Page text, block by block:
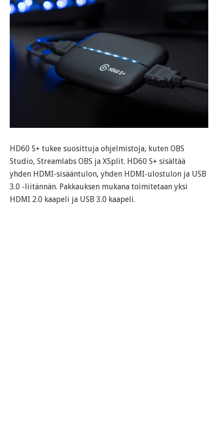
HD60 S+ tukee suosittuja ohjelmistoja, kuten OBS
Studio, Streamlabs OBS ja XSplit. HD60 S+ sisältää
yhden HDMI-sisääntulon, yhden HDMI-ulostulon ja USB
3.0 -liitännän. Pakkauksen mukana toimitetaan yksi
HDMI 2.0 kaapeli ja USB 3.0 kaapeli.